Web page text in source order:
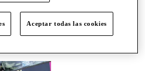
Aceptar todas las cookies